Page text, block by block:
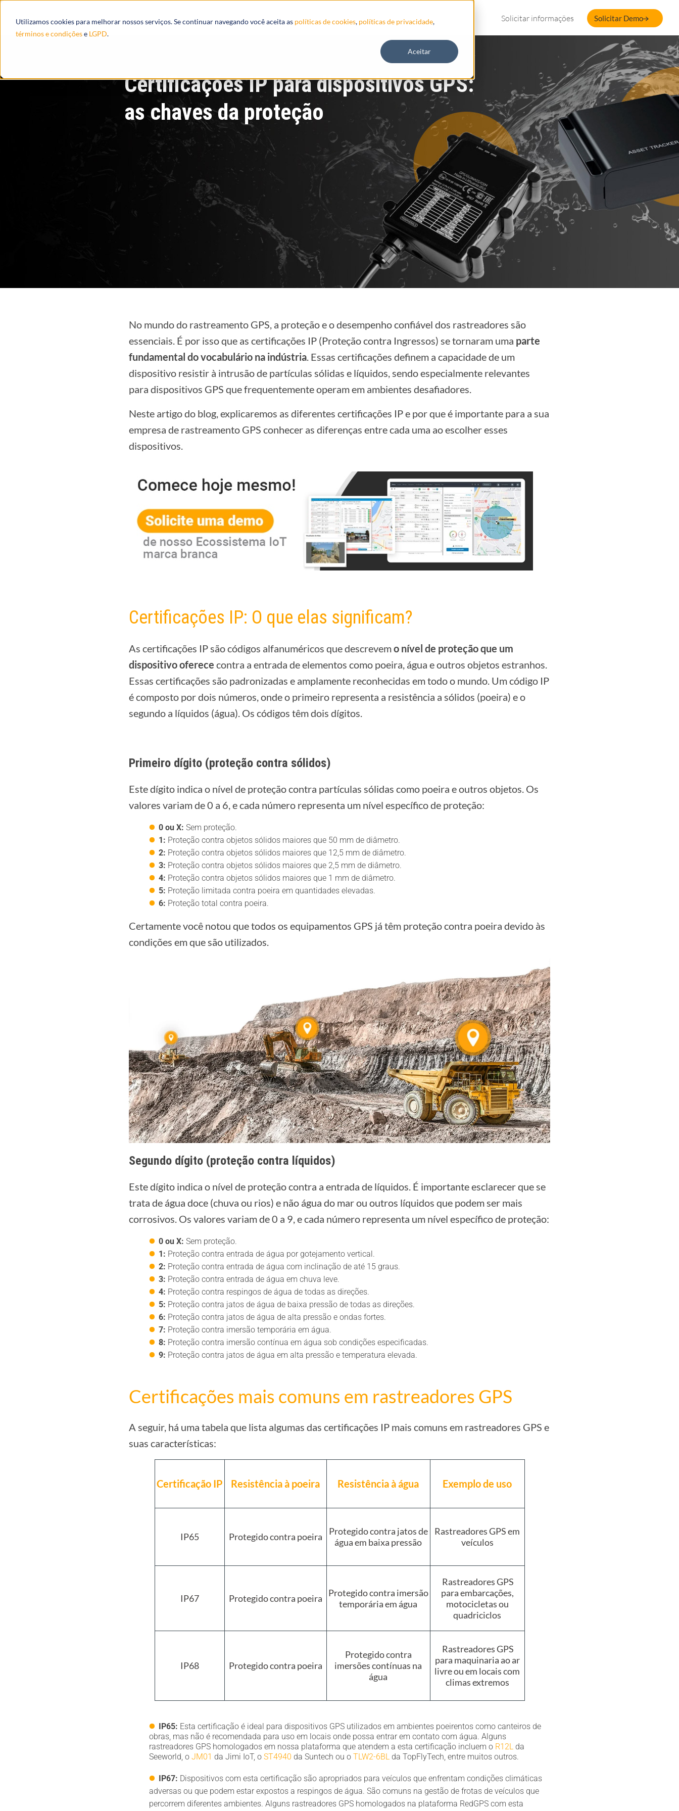
Utilizamos cookies para melhorar nossos serviços. Se continuar navegando você aceita as políticas de cookies, políticas de privacidade,
términos e condiçõese LGPD.
Aceitar
Produtos Ecossistema Integrações Recursos Solicitar informações Solicitar Demo
Certificações IP para dispositivos GPS:
as chaves da proteção
No mundo do rastreamento GPS, a proteção e o desempenho confiável dos rastreadores são
essenciais. É por isso que as certificações IP (Proteção contra Ingressos) se tornaram uma parte
fundamental do vocabulário na indústria. Essas certificações definem a capacidade de um
dispositivo resistir à intrusão de partículas sólidas e líquidos, sendo especialmente relevantes
para dispositivos GPS que frequentemente operam em ambientes desafiadores.
Neste artigo do blog, explicaremos as diferentes certificações IP e por que é importante para a sua
empresa de rastreamento GPS conhecer as diferenças entre cada uma ao escolher esses
dispositivos.
Certificações IP: O que elas significam?
As certificações IP são códigos alfanuméricos que descrevemo nível de proteção que um
dispositivo oferece contra a entrada de elementos como poeira, água e outros objetos estranhos.
Essas certificações são padronizadas e amplamente reconhecidas em todo o mundo. Um código IP
é composto por dois números, onde o primeiro representa a resistência a sólidos (poeira) e o
segundo a líquidos (água). Os códigos têm dois dígitos.
Primeiro dígito (proteção contra sólidos)
Este dígito indica o nível de proteção contra partículas sólidas como poeira e outros objetos. Os
valores variam de 0 a 6, e cada número representa um nível específico de proteção:
0 ou X: Sem proteção.
1: Proteção contra objetos sólidos maiores que 50 mm de diâmetro.
2: Proteção contra objetos sólidos maiores que 12,5 mm de diâmetro.
3: Proteção contra objetos sólidos maiores que 2,5 mm de diâmetro.
4: Proteção contra objetos sólidos maiores que 1 mm de diâmetro.
5: Proteção limitada contra poeira em quantidades elevadas.
6: Proteção total contra poeira.
Certamente você notou que todos os equipamentos GPS já têm proteção contra poeira devido às
condições em que são utilizados.
Segundo dígito (proteção contra líquidos)
Este dígito indica o nível de proteção contra a entrada de líquidos. É importante esclarecer que se
trata de água doce (chuva ou rios) e não água do mar ou outros líquidos que podem ser mais
corrosivos. Os valores variam de 0 a 9, e cada número representa um nível específico de proteção:
0 ou X: Sem proteção.
1: Proteção contra entrada de água por gotejamento vertical.
2: Proteção contra entrada de água com inclinação de até 15 graus.
3: Proteção contra entrada de água em chuva leve.
4: Proteção contra respingos de água de todas as direções.
5: Proteção contra jatos de água de baixa pressão de todas as direções.
6: Proteção contra jatos de água de alta pressão e ondas fortes.
7: Proteção contra imersão temporária em água.
8: Proteção contra imersão contínua em água sob condições especificadas.
9: Proteção contra jatos de água em alta pressão e temperatura elevada.
Certificações mais comuns em rastreadores GPS
A seguir, há uma tabela que lista algumas das certificações IP mais comuns em rastreadores GPS e
suas características:
Certificação IP Resistência à poeira Resistência à água Exemplo de uso
IP65 Protegido contra poeira
Protegido contra jatos de
água em baixa pressão
Rastreadores GPS em
veículos
IP67 Protegido contra poeira
Protegido contra imersão
temporária em água
Rastreadores GPS
para embarcações,
motocicletas ou
quadriciclos
IP68 Protegido contra poeira
Protegido contra
imersões contínuas na
água
Rastreadores GPS
para maquinaria ao ar
livre ou em locais com
climas extremos
IP65: Esta certificação é ideal para dispositivos GPS utilizados em ambientes poeirentos como canteiros de
obras, mas não é recomendada para uso em locais onde possa entrar em contato com água. Alguns
rastreadores GPS homologados em nossa plataforma que atendem a esta certificação incluem o R12L da
Seeworld, oJM01 da Jimi IoT, oST4940 da Suntech ou oTLW2-6BL da TopFlyTech, entre muitos outros.
IP67: Dispositivos com esta certificação são apropriados para veículos que enfrentam condições climáticas
adversas ou que podem estar expostos a respingos de água. São comuns na gestão de frotas de veículos que
percorrem diferentes ambientes. Alguns rastreadores GPS homologados na plataforma RedGPS com esta